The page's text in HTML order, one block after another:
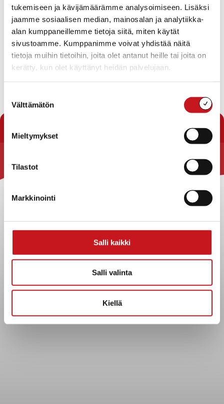
tukemiseen ja kävijämäärämme analysoimiseen. Lisäksi
jaamme sosiaalisen median, mainosalan ja analytiikka-
alan kumppaneillemme tietoja siitä, miten käytät
sivustoamme. Kumppanimme voivat yhdistää näitä
tietoja muihin tietoihin, joita olet antanut heille tai joita on
kerätty, kun olet käyttänyt heidän palvelujaan.
valinta
Välttämätön
Mieltymykset
Tilastot
Markkinointi
Salli kaikki
Salli valinta
Kiellä
Etsi
aja
Näkymät
navigointi
Etsi
ShowLista
Tuleva
Valitse
päivä.
EdellisetTapahtumat Tänään
Seuraavat
Rautalammin kunta
Kuntainfo
Asiakirjajulkisuuskuvaus
Evästeet
Tietosuoja
Tietopyyntö